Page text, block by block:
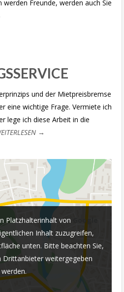
werden Freunde, werden auch Sie
und der Mietpreisbremse
eine wichtige Frage. Vermiete ich
lege ich diese Arbeit in die
→
Platzhalterinhalt von
Google
Inhalt zuzugreifen,
unten. Bitte beachten Sie,
Drittanbieter weitergegeben
werden.